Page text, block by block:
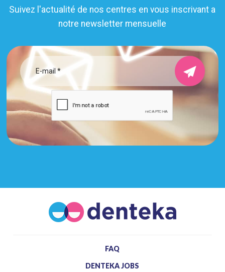
Suivez l'actualité de nos centres en vous inscrivant a
notre newsletter mensuelle
FAQ
DENTEKA JOBS